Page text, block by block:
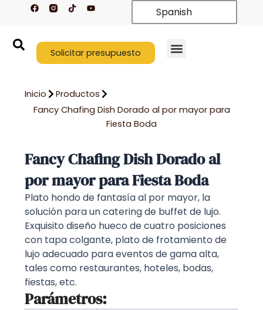
F
a
o
k
T
i
k
Y
o
b
e
Spanish
Solicitar presupuesto
Inicio
Productos
Fancy Chafing Dish Dorado al por mayor para
Fiesta Boda
Fancy Chafing Dish Dorado al
por mayor para Fiesta Boda
Plato hondo de fantasía al por mayor, la
solución para un catering de buffet de lujo.
Exquisito diseño hueco de cuatro posiciones
con tapa colgante, plato de frotamiento de
lujo adecuado para eventos de gama alta,
tales como restaurantes, hoteles, bodas,
fiestas, etc.
Parámetros: